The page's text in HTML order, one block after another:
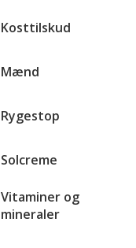
Kosttilskud
Mænd
Rygestop
Solcreme
Vitaminer og
mineraler